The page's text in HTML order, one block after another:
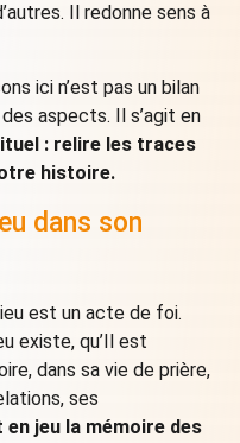
Il redonne sens à
ici n’est pas un bilan
aspects. Il s’agit en
: relire les traces
histoire.
dans son
est un acte de foi.
existe, qu’Il est
dans sa vie de prière,
ses
en jeu la mémoire des